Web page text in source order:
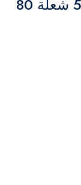
مواصفات بوتاجاز وايت بوينت 5 شعلة 80